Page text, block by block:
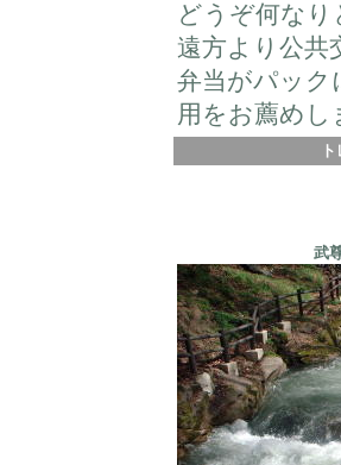
どうぞ何な
遠方より公共
弁当がパック
用をお薦めし
武